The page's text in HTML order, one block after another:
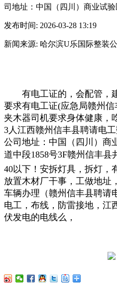
司地址：中国（四川）商业试
发布时间: 2026-03-28 13:19
新闻来源: 哈尔滨U乐国际整装
有电工证的，会配管，建
要求有电工证(应急局赣州
夹木器司机要求身体健康，
3人江西赣州信丰县聘请电
公司地址：中国（四川）商
道中段1858号3F赣州信丰县
40以下！安拆灯具，拆灯，
放置木材厂干事，工做地址
车辆办理（赣州信丰县聘请
电工，布线，防雷接地，江
伏发电的电线么，